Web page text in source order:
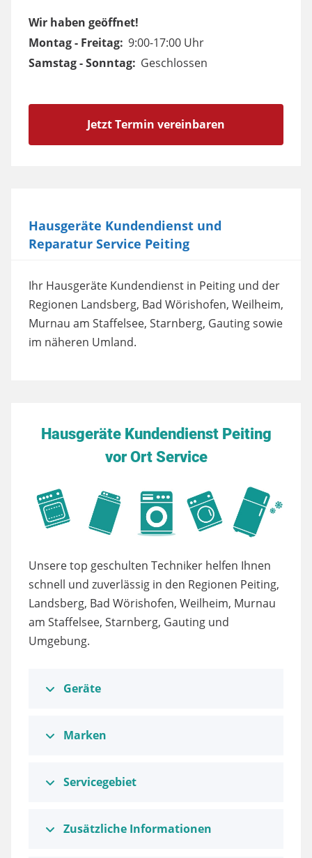
Wir haben geöffnet!
Montag - Freitag: 9:00-17:00 Uhr
Samstag - Sonntag: Geschlossen
Jetzt Termin vereinbaren
Hausgeräte Kundendienst und
Reparatur Service Peiting
Ihr Hausgeräte Kundendienst in Peiting und der
Regionen Landsberg, Bad Wörishofen, Weilheim,
Murnau am Staffelsee, Starnberg, Gauting sowie
im näheren Umland.
Hausgeräte Kundendienst Peiting
vor Ort Service
Unsere top geschulten Techniker helfen Ihnen
schnell und zuverlässig in den Regionen Peiting,
Landsberg, Bad Wörishofen, Weilheim, Murnau
am Staffelsee, Starnberg, Gauting und
Umgebung.
Geräte
Marken
Servicegebiet
Zusätzliche Informationen